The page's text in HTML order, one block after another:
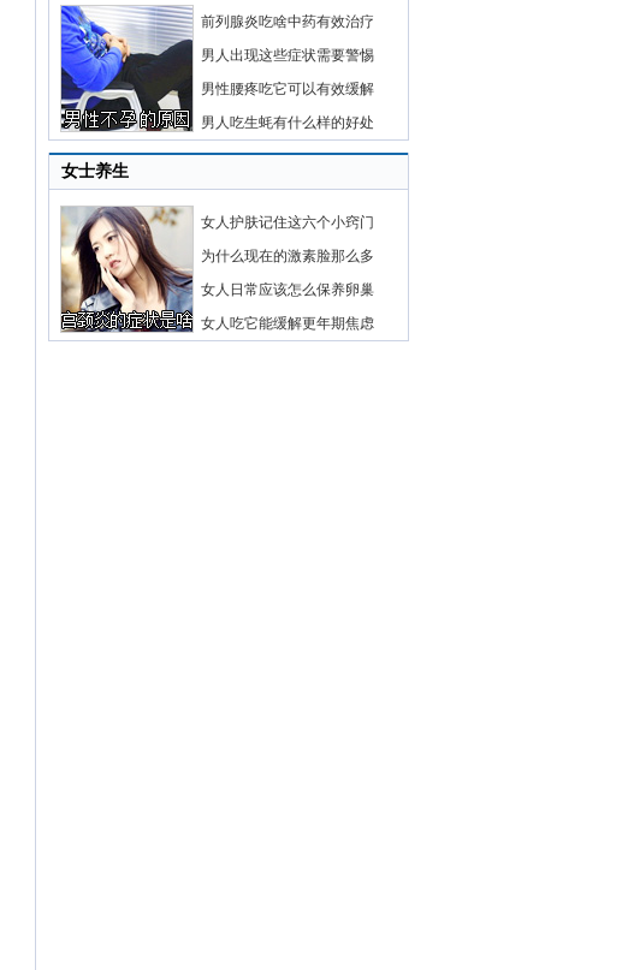
前列腺炎吃啥中药有效治疗
男人出现这些症状需要警惕
男性腰疼吃它可以有效缓解
男人吃生蚝有什么样的好处
女士养生
女人护肤记住这六个小窍门
为什么现在的激素脸那么多
女人日常应该怎么保养卵巢
女人吃它能缓解更年期焦虑